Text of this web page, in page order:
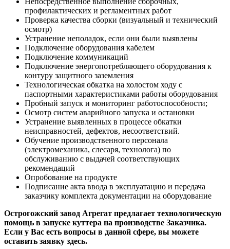
профилактических и регламентных работ
Проверка качества сборки (визуальный и технический
осмотр)
Устранение неполадок, если они были выявлены
Подключение оборудования кабелем
Подключение коммуникаций
Подключение энергопотребляющего оборудования к
контуру защитного заземления
Технологическая обкатка на холостом ходу с
паспортными характеристиками работы оборудования
Пробный запуск и мониторинг работоспособности;
Осмотр систем аварийного запуска и остановки
Устранение выявленных в процессе обкатки
неисправностей, дефектов, несоответствий.
Обучение производственного персонала
(электромеханика, слесаря, технолога) по
обслуживанию с выдачей соответствующих
рекомендаций
Опробование на продукте
Подписание акта ввода в эксплуатацию и передача
заказчику комплекта документации на оборудование
Острогожский завод Агрегат предлагает технологическую
помощь в запуске куттера на производстве Заказчика.
Если у Вас есть вопросы в данной сфере, вы можете
оставить заявку здесь.